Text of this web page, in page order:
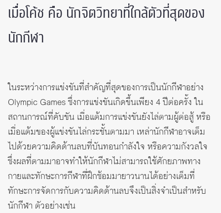
เมื่อโค้ช คือ นักจิตวิทยาที่ใกล้ตัวที่สุดของ
นักกีฬา
ในระหว่างการแข่งขันที่สำคัญที่สุดของการเป็นนักกีฬาอย่าง
Olympic Games ซึ่งการแข่งขันเกิดขึ้นเพียง 4 ปีต่อครั้ง ใน
สถานการณ์ที่คับขัน เมื่อแต้มการแข่งขันยังไล่ตามผู้ต่อสู้ หรือ
เมื่อแต้มของผู้แข่งขันไล่กระชั้นตามมา เหล่านักกีฬาอาจเต็ม
ไปด้วยความคิดด้านลบที่บันทอนกำลังใจ หรือความกังวลใจ
ซึ่งผลที่ตามมาอาจทำให้นักกีฬาไม่สามารถใช้ศักยภาพทาง
กายและทักษะการกีฬาที่ฝึกซ้อมมายาวนานได้อย่างเต็มที่
ทักษะการจัดการกับความคิดด้านลบจึงเป็นสิ่งจำเป็นสำหรับ
นักกีฬา ตัวอย่างเช่น